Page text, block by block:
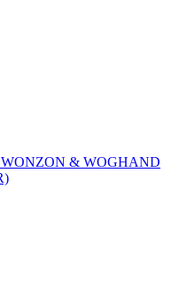
WONZON & WOGHAND